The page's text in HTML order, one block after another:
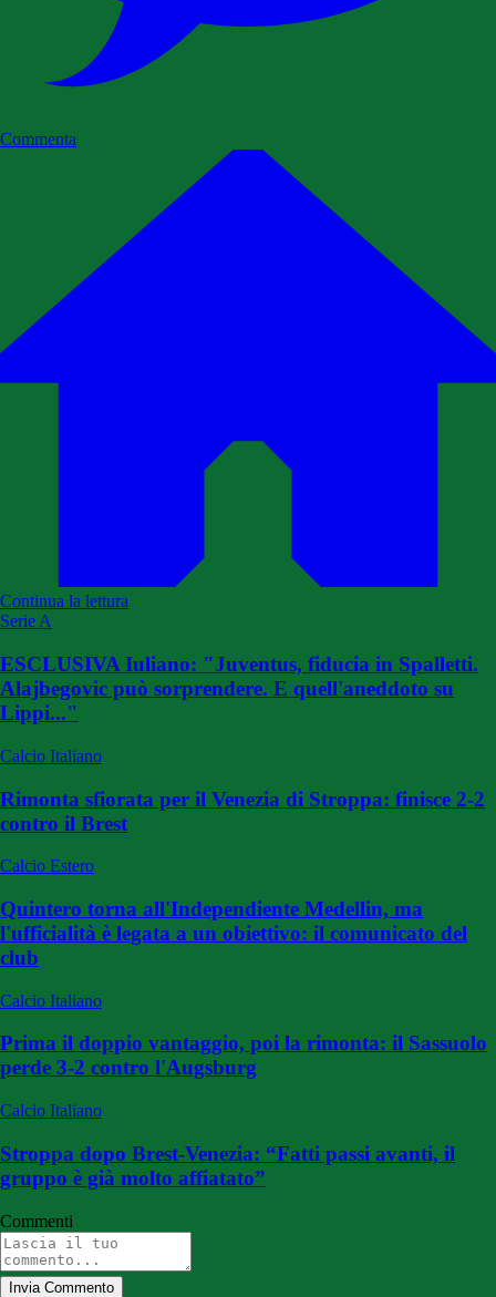
Commenta
Continua la lettura
Serie A
ESCLUSIVA Iuliano: "Juventus, fiducia in Spalletti.
Alajbegovic può sorprendere. E quell'aneddoto su
Lippi..."
Calcio Italiano
Rimonta sfiorata per il Venezia di Stroppa: finisce 2-2
contro il Brest
Calcio Estero
Quintero torna all'Independiente Medellin, ma
l'ufficialità è legata a un obiettivo: il comunicato del
club
Calcio Italiano
Prima il doppio vantaggio, poi la rimonta: il Sassuolo
perde 3-2 contro l'Augsburg
Calcio Italiano
Stroppa dopo Brest-Venezia: “Fatti passi avanti, il
gruppo è già molto affiatato”
Commenti
Invia Commento